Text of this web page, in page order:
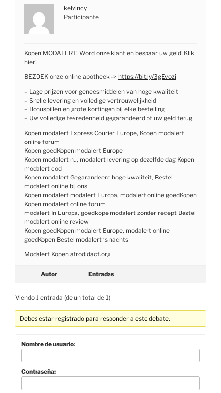
kelvincy
Participante
Kopen MODALERT! Word onze klant en bespaar uw geld! Klik
hier!
BEZOEK onze online apotheek -> https://bit.ly/3gEvozi
– Lage prijzen voor geneesmiddelen van hoge kwaliteit
– Snelle levering en volledige vertrouwelijkheid
– Bonuspillen en grote kortingen bij elke bestelling
– Uw volledige tevredenheid gegarandeerd of uw geld terug
Kopen modalert Express Courier Europe, Kopen modalert
online forum
Kopen goedKopen modalert Europe
Kopen modalert nu, modalert levering op dezelfde dag Kopen
modalert cod
Kopen modalert Gegarandeerd hoge kwaliteit, Bestel
modalert online bij ons
Kopen modalert modalert Europa, modalert online goedKopen
Kopen modalert online forum
modalert In Europa, goedkope modalert zonder recept Bestel
modalert online review
Kopen goedKopen modalert Europe, modalert online
goedKopen Bestel modalert ‘s nachts
Modalert Kopen afrodidact.org
Autor Entradas
Viendo 1 entrada (de un total de 1)
Debes estar registrado para responder a este debate.
Nombre de usuario:
Contraseña: